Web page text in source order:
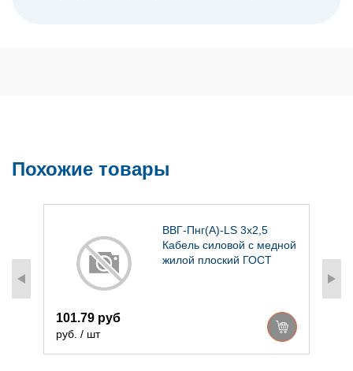
Похожие товары
ВВГ-Пнг(А)-LS 3х2,5
Кабель силовой с медной
жилой плоский ГОСТ
101.79 руб
руб. / шт